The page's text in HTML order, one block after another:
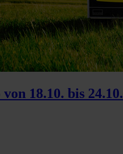
18.10. bis 24.10.